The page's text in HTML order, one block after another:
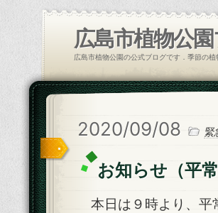
広島市植物公
広島市植物公園の公式ブログです．季節の
2020/09/08 緊
お知らせ（平
本日は９時より、平